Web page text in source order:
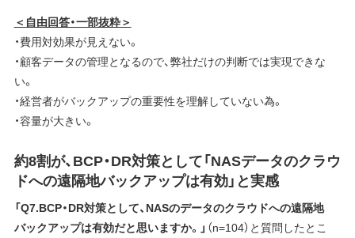
＜自由回答・一部抜粋＞
・費用対効果が見えない。
・顧客データの管理となるので、弊社だけの判断では実現できな
い。
・経営者がバックアップの重要性を理解していない為。
・容量が大きい。
約8割が、BCP・DR対策として「NASデータのクラウ
ドへの遠隔地バックアップは有効」と実感
「Q7.BCP・DR対策として、NASのデータのクラウドへの遠隔地
バックアップは有効だと思いますか。」 （n=104）と質問したとこ